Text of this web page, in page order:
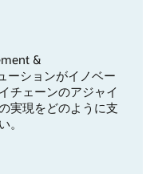
&
ーションがイノベー
チェーンのアジャイ
実現をどのように支
。